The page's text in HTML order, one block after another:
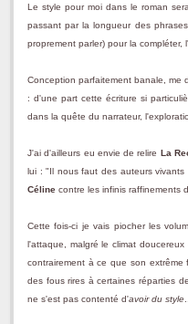
Le style pour moi dans le roman
passant par la longueur des
proprement parler) pour la compléter,
Conception parfaitement banale, me
: d'une part cette écriture si
dans la quête du narrateur,
J'ai d'ailleurs eu envie de relire La
lui : "Il nous faut des auteurs vivants
Céline contre les infinis raffinements
Cette fois-ci je vais piocher les
l'attaque, malgré le climat
contrairement à ce que son extrême
des fous rires à certaines réparties
ne s'est pas contenté d'avoir du style